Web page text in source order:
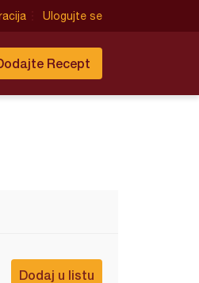
Ulogujte se
Recept
Dodaj u listu